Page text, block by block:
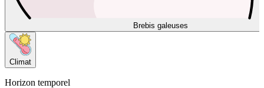
Brebis galeuses
Climat
Horizon temporel